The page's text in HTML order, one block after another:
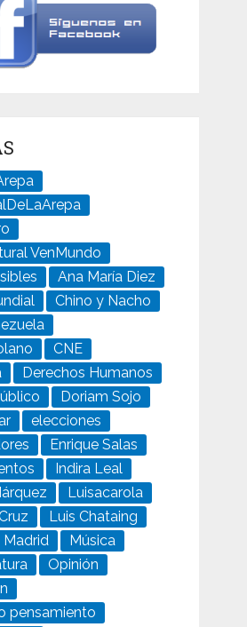
VenMundo
Ana María Diez
Chino y Nacho
CNE
Derechos Humanos
Doriam Sojo
elecciones
Enrique Salas
Indira Leal
Luisacarola
Luis Chataing
Madrid
Música
Opinión
pensamiento